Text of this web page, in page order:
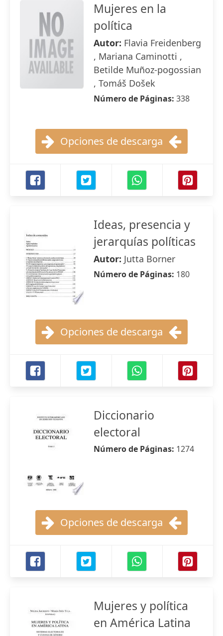
Mujeres en la
política
Autor: Flavia Freidenberg
, Mariana Caminotti ,
Betilde Muñoz-pogossian
, Tomáš Došek
Número de Páginas: 338
Opciones de descarga
Ideas, presencia y
jerarquías políticas
Autor: Jutta Borner
Número de Páginas: 180
Opciones de descarga
Diccionario
electoral
Número de Páginas: 1274
Opciones de descarga
Mujeres y política
en América Latina